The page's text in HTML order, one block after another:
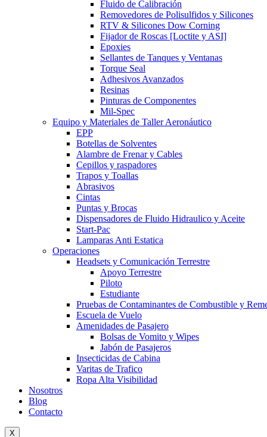
Fluido de Calibración
Removedores de Polisulfidos y Silicones
RTV & Silicones Dow Corning
Fijador de Roscas [Loctite y ASI]
Epoxies
Sellantes de Tanques y Ventanas
Torque Seal
Adhesivos Avanzados
Resinas
Pinturas de Componentes
Mil-Spec
Equipo y Materiales de Taller Aeronáutico
EPP
Botellas de Solventes
Alambre de Frenar y Cables
Cepillos y raspadores
Trapos y Toallas
Abrasivos
Cintas
Puntas y Brocas
Dispensadores de Fluido Hidraulico y Aceite
Start-Pac
Lamparas Anti Estatica
Operaciones
Headsets y Comunicación Terrestre
Apoyo Terrestre
Piloto
Estudiante
Pruebas de Contaminantes de Combustible y
Escuela de Vuelo
Amenidades de Pasajero
Bolsas de Vomito y Wipes
Jabón de Pasajeros
Insecticidas de Cabina
Varitas de Trafico
Ropa Alta Visibilidad
Nosotros
Blog
Contacto
X